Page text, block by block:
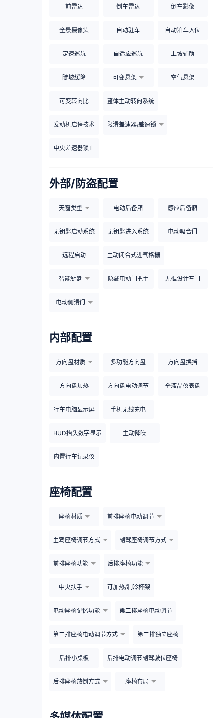
前雷达 倒车雷达 倒车影像
全景摄像头 自动驻车 自动泊车入位
定速巡航 自适应巡航 上坡辅助
陡坡缓降 可变悬架 空气悬架
可变转向比 整体主动转向系统
发动机启停技术 限滑差速器/差速锁
中央差速器锁止
外部/防盗配置
天窗类型 电动后备厢 感应后备厢
无钥匙启动系统 无钥匙进入系统 电动吸合门
远程启动 主动闭合式进气格栅
智能钥匙 隐藏电动门把手 无框设计车门
电动侧滑门
内部配置
方向盘材质 多功能方向盘 方向盘换挡
方向盘加热 方向盘电动调节 全液晶仪表盘
行车电脑显示屏 手机无线充电
HUD抬头数字显示 主动降噪
内置行车记录仪
座椅配置
座椅材质 前排座椅电动调节
主驾座椅调节方式 副驾座椅调节方式
前排座椅功能 后排座椅功能
中央扶手 可加热/制冷杯架
电动座椅记忆功能 第二排座椅电动调节
第二排座椅电动调节方式 第二排独立座椅
后排小桌板 后排电动调节副驾驶位座椅
后排座椅放倒方式 座椅布局